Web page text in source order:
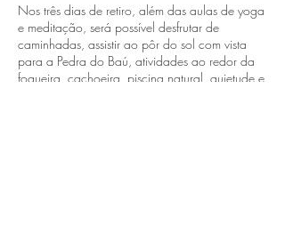
Nos três dias de retiro, além das aulas de yoga
e meditação, será possível desfrutar de
caminhadas, assistir ao pôr do sol com vista
para a Pedra do Baú, atividades ao redor da
fogueira, cachoeira, piscina natural, quietude e